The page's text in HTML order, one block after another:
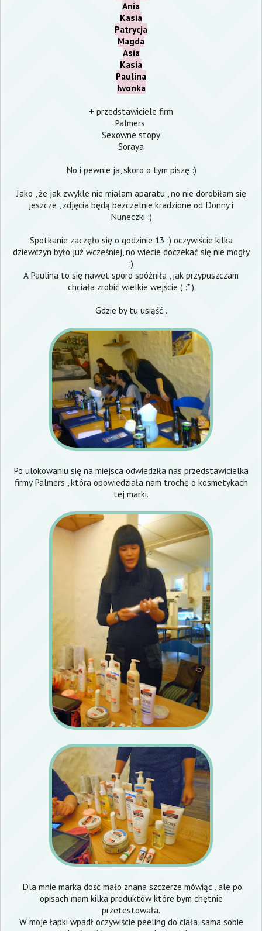
Ania
Kasia
Patrycja
Magda
Asia
Kasia
Paulina
Iwonka
+ przedstawiciele firm
Palmers
Sexowne stopy
Soraya
No i pewnie ja, skoro o tym piszę :)
Jako , że jak zwykle nie miałam aparatu , no nie dorobiłam się
jeszcze , zdjęcia będą bezczelnie kradzione od Donnyi
Nuneczki :)
Spotkanie zaczęło się o godzinie 13 :) oczywiście kilka
dziewczyn było już wcześniej, no wiecie doczekać się nie mogły
:)
APaulina to się nawet sporo spóźniła , jak przypuszczam
chciała zrobić wielkie wejście ( :* )
Gdzie by tu usiąść..
Po ulokowaniu się na miejsca odwiedziła nas przedstawicielka
firmy Palmers , która opowiedziała nam trochę o kosmetykach
tej marki.
Dla mnie marka dość mało znana szczerze mówiąc , ale po
opisach mam kilka produktów które bym chętnie
przetestowała.
W moje łapki wpadł oczywiście peeling do ciała, sama sobie